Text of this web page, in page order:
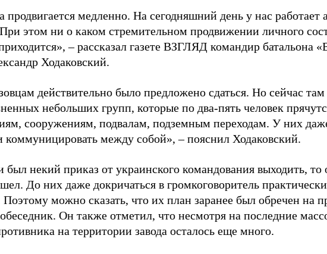
медленно. На сегодняшний день у нас работает
этом ни о каком стремительном продвижении личного
– рассказал газете ВЗГЛЯД командир батальона
Ходаковский.
действительно было предложено сдаться. Но сейчас там
небольших групп, которые по два-пять человек
сооружениям, подвалам, подземным переходам. У них
коммуницировать между собой», – пояснил Ходаковский.
был некий приказ от украинского командования выходить, то
До них даже докричаться в громкоговоритель практически
можно сказать, что их план заранее был обречен на
Он также отметил, что несмотря на последние
на территории завода осталось еще много.